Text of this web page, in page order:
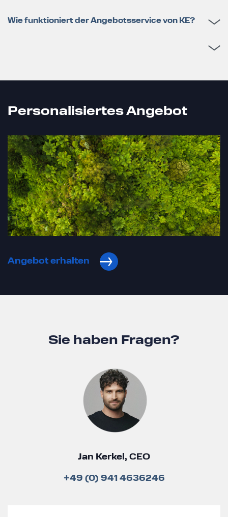
Wie funktioniert der Angebotsservice von KE?
Personalisiertes Angebot
Angebot erhalten
Sie haben Fragen?
Jan Kerkel, CEO
+49 (0) 941 4636246